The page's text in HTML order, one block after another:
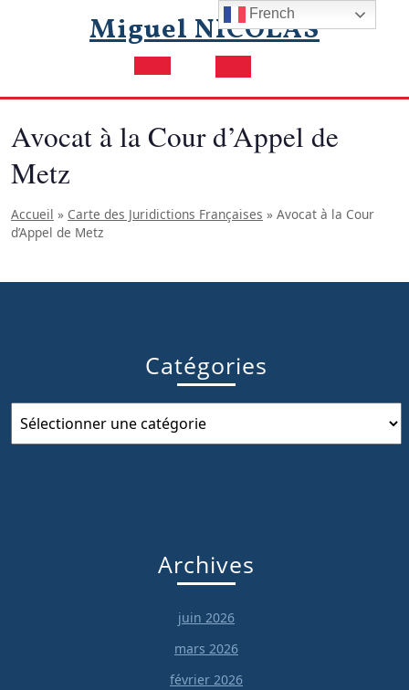
Miguel NICOLAS
Open
Avocat à la Cour d’Appel de
Metz
Accueil » Carte des Juridictions Françaises » Avocat à la Cour
d’Appel de Metz
Catégories
Catégories
Archives
juin 2026
mars 2026
février 2026
French